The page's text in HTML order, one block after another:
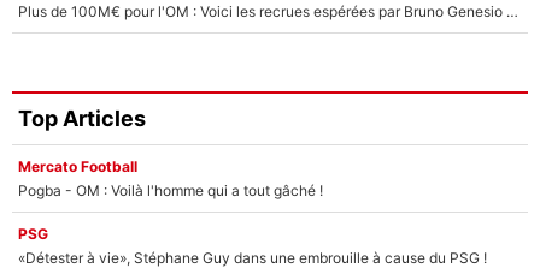
Plus de 100M€ pour l'OM : Voici les recrues espérées par Bruno Genesio et Grégory Lorenzi après l’opération dégraissage
Top Articles
Mercato Football
Pogba - OM : Voilà l'homme qui a tout gâché !
PSG
«Détester à vie», Stéphane Guy dans une embrouille à cause du PSG !